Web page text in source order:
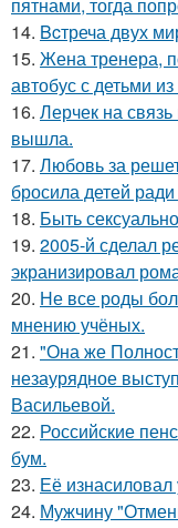
пятнами, тогда
14. Bcтреча двух
15. Жена тренера,
автобус с детьми
16. Лерчек на
вышла.
17. Любовь за
бросила детей
18. Быть
19. 2005-й сделал
экранизировал
20. Не все роды
мнению учёных.
21. "Она же
незаурядное
Васильевой.
22. Российские
бум.
23. Её изнасиловал
24. Мужчину